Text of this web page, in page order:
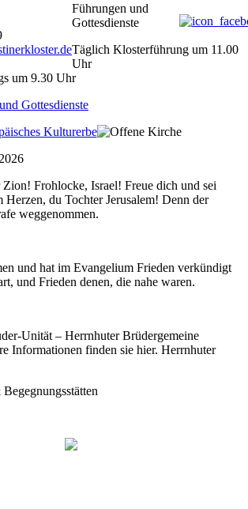
Führungen und
Gottesdienste
Täglich Klosterführung um 11.00
Uhr
um 9.30 Uhr
Gottesdienste
Zion! Frohlocke, Israel! Freue dich und sei
du Tochter Jerusalem! Denn der
weggenommen.
und hat im Evangelium Frieden verkündigt
und Frieden denen, die nahe waren.
Unität – Herrnhuter Brüdergemeine
Informationen finden sie hier. Herrnhuter